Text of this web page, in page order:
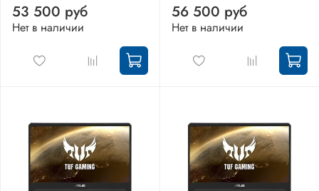
53 500 руб
Нет в наличии
56 500 руб
Нет в наличии